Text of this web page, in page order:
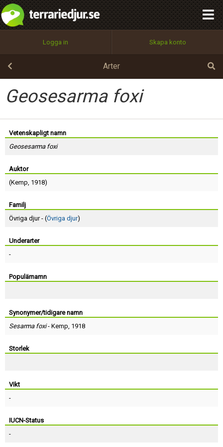
Logga in Skapa konto
Arter
Geosesarma foxi
Vetenskapligt namn
Geosesarma foxi
Auktor
(Kemp, 1918)
Familj
Övriga djur - (Övriga djur)
Underarter
-
Populärnamn
Synonymer/tidigare namn
Sesarma foxi- Kemp, 1918
Storlek
Vikt
-
IUCN-Status
-
Utför
100%
OK
integritetspolicy
Namn:
Epost:
Lösenord:
Terms of Service
Begär nytt lösenord
Tillbaka till förstasidan